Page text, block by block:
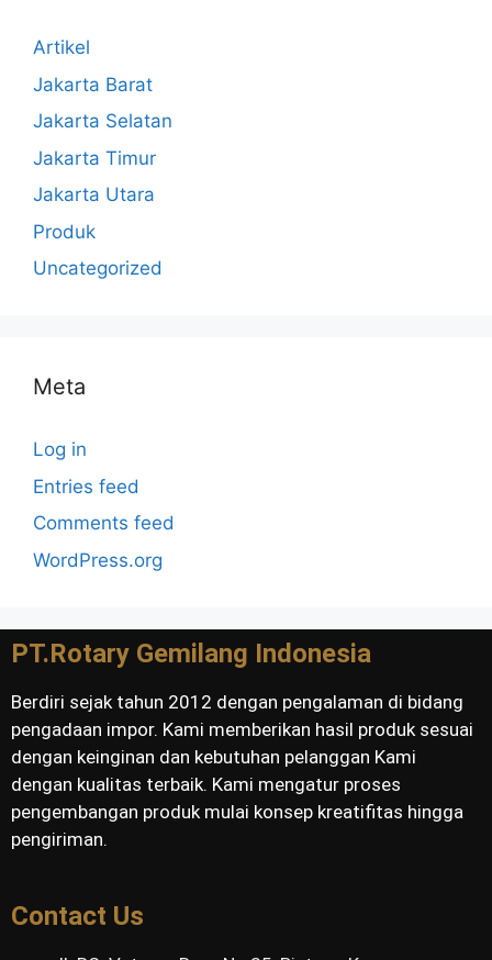
Artikel
Jakarta Barat
Jakarta Selatan
Jakarta Timur
Jakarta Utara
Produk
Uncategorized
Meta
Log in
Entries feed
Comments feed
WordPress.org
PT.Rotary Gemilang Indonesia
Berdiri sejak tahun 2012 dengan pengalaman di bidang
pengadaan impor. Kami memberikan hasil produk sesuai
dengan keinginan dan kebutuhan pelanggan Kami
dengan kualitas terbaik. Kami mengatur proses
pengembangan produk mulai konsep kreatifitas hingga
pengiriman.
Contact Us